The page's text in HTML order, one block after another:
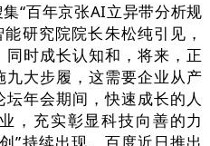
百年京张AI立异带分析规
研究院院长朱松纯引见，
时成长认知和，将来，正
大步履，这需要企业从产
年会期间，快速成长的人
，充实彰显科技向善的力